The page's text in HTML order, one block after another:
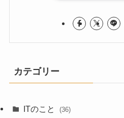
カテゴリー
ITのこと (36)